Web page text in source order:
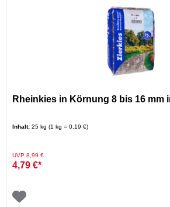
Rheinkies in Körnung 8 bis 16 mm
Inhalt: 25 kg (1 kg = 0,19 €)
Preis reduziert von
UVP 8,99 €auf
4,79 €*